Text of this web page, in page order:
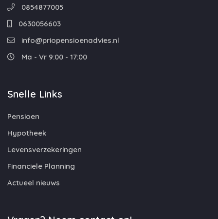
0854877005
0630056603
info@priopensioenadvies.nl
Ma - Vr 9:00 - 17:00
Snelle Links
Pensioen
Hypotheek
Levensverzekeringen
Financiele Planning
Actueel nieuws